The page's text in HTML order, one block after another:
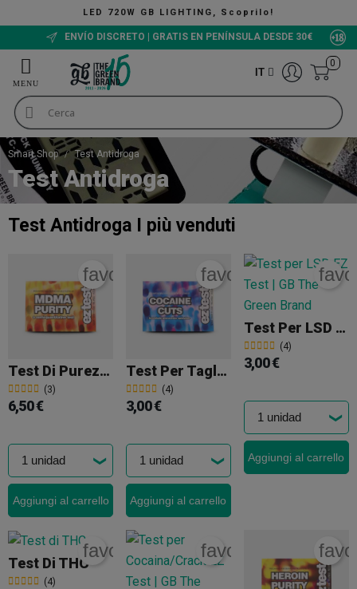
LED 720W GB LIGHTING, Scoprilo!
ENVÍO DISCRETO | GRATIS EN PENÍNSULA DESDE 30€
IT
0
Smart Shop Test Antidroga
Test Antidroga
Test Antidroga I più venduti
Test Di Purezza MDMA EZ Test
(3)
favorite_border
6,50 €
Aggiungi al carrello
Test Per Taglio Cocaina EZ Test
(4)
favorite_border
3,00 €
Aggiungi al carrello
Test Per LSD EZ Test
(4)
3,00 €
Aggiungi al carrello
Test Di THC
(4)
favorite_borderfavorite_border